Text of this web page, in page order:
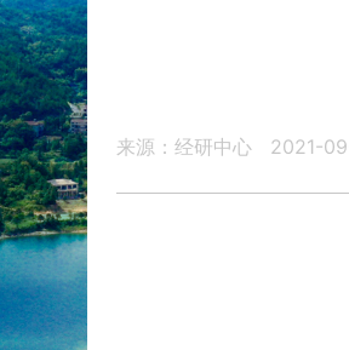
来源：经研中心 2021-